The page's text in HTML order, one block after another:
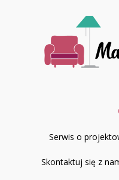
Serwis o
Skontaktuj się z